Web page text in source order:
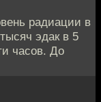
радиации в
эдак в 5
часов. До